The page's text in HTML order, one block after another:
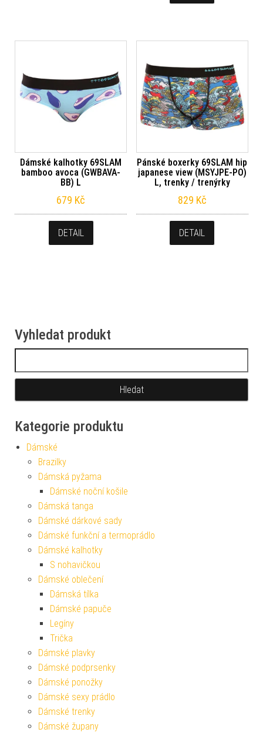
Dámské kalhotky 69SLAM
bamboo avoca (GWBAVA-
BB) L
679 Kč
DETAIL
Pánské boxerky 69SLAM hip
japanese view (MSYJPE-PO)
L, trenky / trenýrky
829 Kč
DETAIL
Vyhledat produkt
Kategorie produktu
Dámské
Brazilky
Dámská pyžama
Dámské noční košile
Dámská tanga
Dámské dárkové sady
Dámské funkční a termoprádlo
Dámské kalhotky
S nohavičkou
Dámské oblečení
Dámská tílka
Dámské papuče
Legíny
Trička
Dámské plavky
Dámské podprsenky
Dámské ponožky
Dámské sexy prádlo
Dámské trenky
Dámské župany